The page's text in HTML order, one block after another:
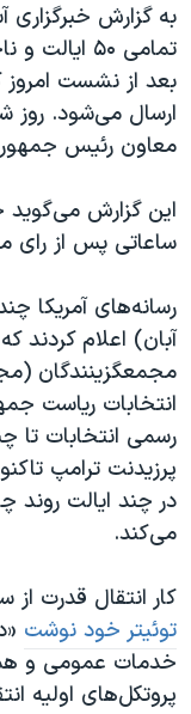
چهل سال
قانون شفافیت
اعتراضات مردمی آبان
اسرائیل در جنگ
نرگس محمدی برنده
همایش
سفر پرزیدنت
به گزارش خبرگزاری
تمامی ۵۰
بعد از نشست امروز
ارسال می‌شود. روز
معاون رئیس
این گزارش می‌گوید
ساعاتی پس از رای
مجمعگزینندگان
انتخابات ریاست
رسمی انتخابات تا
پرزیدنت ترامپ
در چند ایالت روند
می‌کند.
کار انتقال قدرت از
توئیتر خود نوشت
خدمات عمومی و
پروتکل‌های اولیه